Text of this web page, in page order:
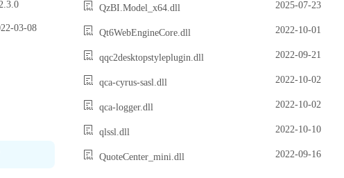
03-08
QzBI.Model_x64.dll 2025-07-23
Qt6WebEngineCore.dll 2022-10-01
qqc2desktopstyleplugin.dll 2022-09-21
qca-cyrus-sasl.dll 2022-10-02
qca-logger.dll 2022-10-02
qlssl.dll 2022-10-10
QuoteCenter_mini.dll 2022-09-16